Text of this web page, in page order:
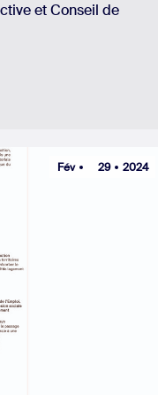
et Conseil de
Fév 29 2024